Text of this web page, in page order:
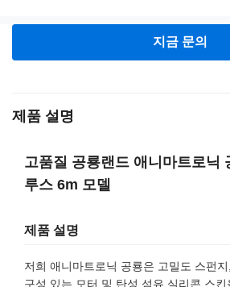
지금 문의
제품 설명
고품질 공룡랜드 애니마트로닉
루스 6m 모델
제품 설명
저희 애니마트로닉 공룡은 고밀도 스펀
구성 있는 모터 및 탄성 섬유 실리콘 스